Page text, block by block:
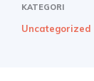
KATEGORI
Uncategorized